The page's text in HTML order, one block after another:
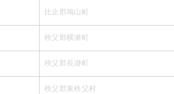
比企郡鳩山町
秩父郡横瀬町
秩父郡長瀞町
秩父郡東秩父村